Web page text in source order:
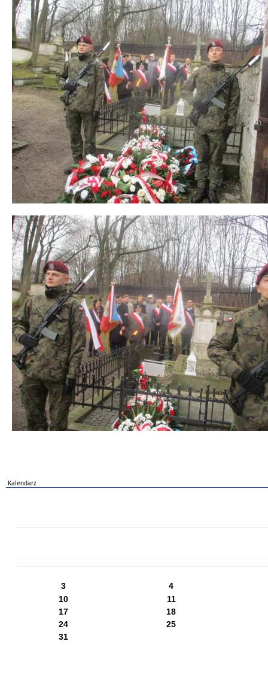
Kalendarz
3
4
10
11
17
18
24
25
31